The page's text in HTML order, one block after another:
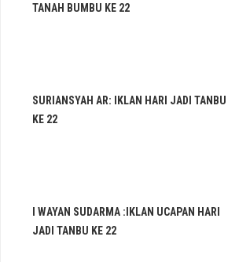
TANAH BUMBU KE 22
SURIANSYAH AR: IKLAN HARI JADI TANBU
KE 22
I WAYAN SUDARMA :IKLAN UCAPAN HARI
JADI TANBU KE 22